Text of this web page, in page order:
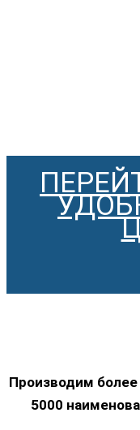
Производим
5000